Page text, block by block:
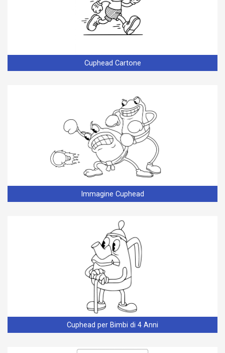
Cuphead Cartone
Immagine Cuphead
Cuphead per Bimbi di 4 Anni